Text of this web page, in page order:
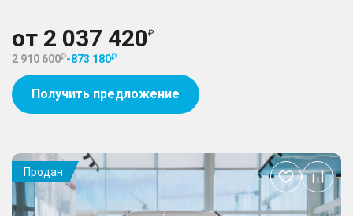
от 2 037 420
2 910 600 -873 180
Получить предложение
Продан
Добавить
в
избранное